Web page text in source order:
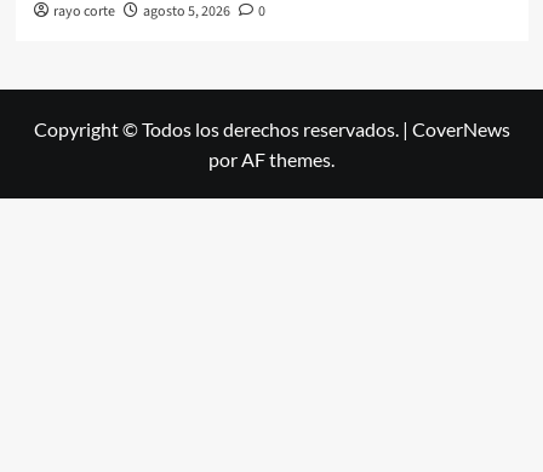
rayo corte agosto 5, 2026 0
Copyright © Todos los derechos reservados. | CoverNews
por AF themes.